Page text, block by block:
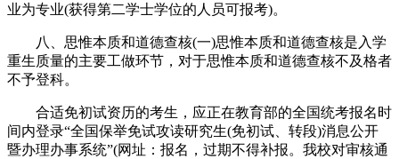
业为专业(获得第二学士学位的人员可报考)。
八、思惟本质和道德查核(一)思惟本质和道德查核是入学
重生质量的主要工做环节，对于思惟本质和道德查核不及格者
不予登科。
合适免初试资历的考生，应正在教育部的全国统考报名时
间内登录“全国保举免试攻读研究生(免初试、转段)消息公开
暨办理办事系统”(网址：报名，过期不得补报。我校对审核通